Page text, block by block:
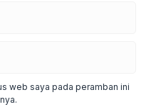
web saya pada peramban ini